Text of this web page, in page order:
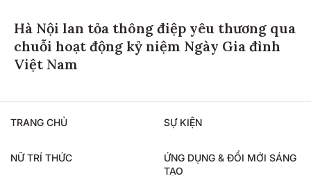
Hà Nội lan tỏa thông điệp yêu thương qua
chuỗi hoạt động kỷ niệm Ngày Gia đình
Việt Nam
TRANG CHỦ SỰ KIỆN
NỮ TRÍ THỨC
ỨNG DỤNG & ĐỔI MỚI SÁNG
TẠO